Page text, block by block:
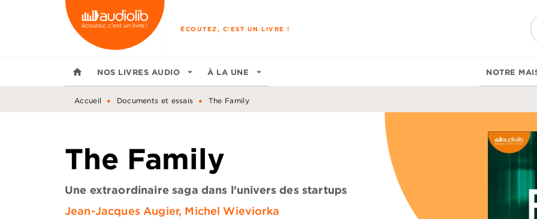
MENU RECHERCHE
ÉCOUTEZ, C'EST UN LIVRE !
home NOS LIVRES AUDIO arrow_drop_down À LA UNE arrow_drop_down NOTRE
Accueil • Documents et essais • The Family
The Family
Une extraordinaire saga dans l'univers des startups
Jean-Jacques Augier, Michel Wieviorka